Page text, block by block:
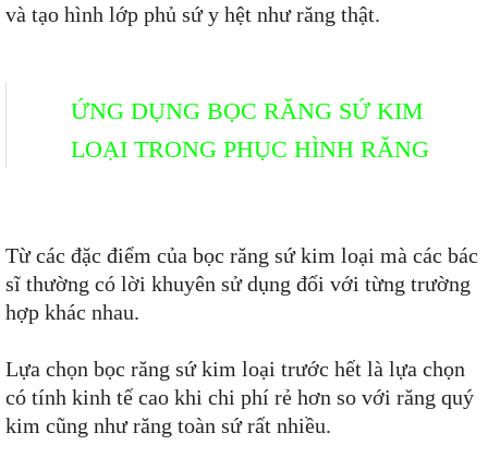
và tạo hình lớp phủ sứ y hệt như răng thật.
ỨNG DỤNG BỌC RĂNG SỨ KIM
LOẠI TRONG PHỤC HÌNH RĂNG
Từ các đặc điểm của bọc răng sứ kim loại mà các bác
sĩ thường có lời khuyên sử dụng đối với từng trường
hợp khác nhau.
Lựa chọn bọc răng sứ kim loại trước hết là lựa chọn
có tính kinh tế cao khi chi phí rẻ hơn so với răng quý
kim cũng như răng toàn sứ rất nhiều.